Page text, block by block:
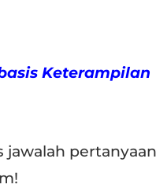
Keterampilan